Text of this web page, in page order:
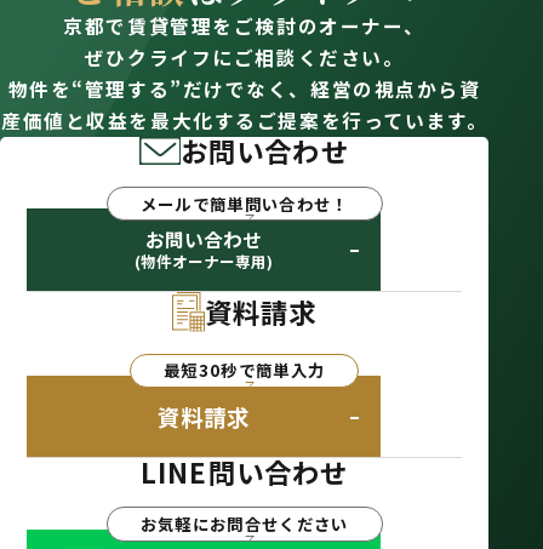
京都で賃貸管理をご検討のオーナー、
ぜひクライフにご相談ください。
物件を“管理する”だけでなく、経営の視点から資
産価値と収益を最大化するご提案を行っています。
お問い合わせ
メールで簡単問い合わせ！
お問い合わせ
(物件オーナー専用)
資料請求
最短30秒で簡単入力
資料請求
LINE問い合わせ
お気軽にお問合せください